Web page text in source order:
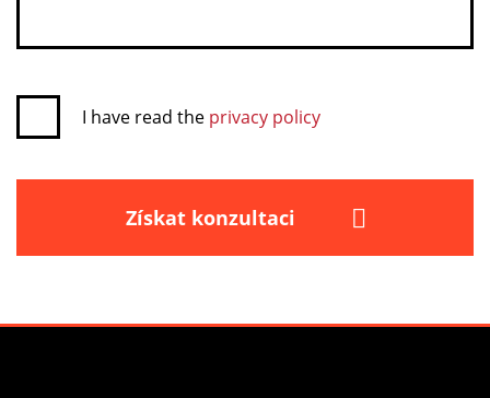
I have read the privacy policy
Získat konzultaci